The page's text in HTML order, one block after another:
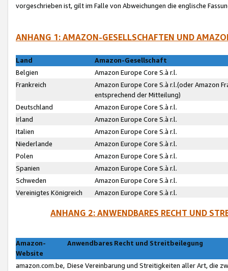
vorgeschrieben ist, gilt im Falle von Abweichungen die englische
ANHANG 1: AMAZON-GESELLSCHAFTEN UND
Land
Amazon-Gesellschaft
Belgien
Amazon Europe Core S.à r.l.
Frankreich
Amazon Europe Core S.à r.l.(oder Amazon
entsprechend der Mitteilung)
Deutschland
Amazon Europe Core S.à r.l.
Irland
Amazon Europe Core S.à r.l.
Italien
Amazon Europe Core S.à r.l.
Niederlande
Amazon Europe Core S.à r.l.
Polen
Amazon Europe Core S.à r.l.
Spanien
Amazon Europe Core S.à r.l.
Schweden
Amazon Europe Core S.à r.l.
Vereinigtes Königreich
Amazon Europe Core S.à r.l.
ANHANG 2: ANWENDBARES RECHT UND
Amazon-
Website
Anwendbares Recht und Streitbeilegung
amazon.com.be, Diese Vereinbarung und Streitigkeiten aller Art, die